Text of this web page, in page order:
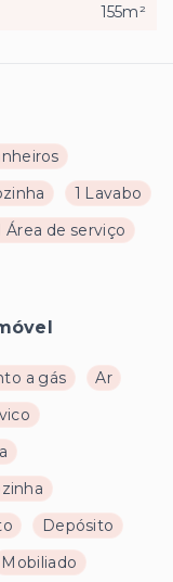
1 Lavabo
Área de serviço
a gás
Ar
Depósito
Mobiliado
155m²